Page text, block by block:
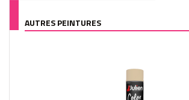
AUTRES PEINTURES